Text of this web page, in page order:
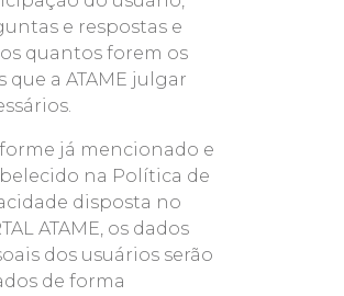
e respostas e
quantos forem os
que a ATAME julgar
já mencionado e
na Política de
disposta no
ATAME, os dados
dos usuários serão
de forma